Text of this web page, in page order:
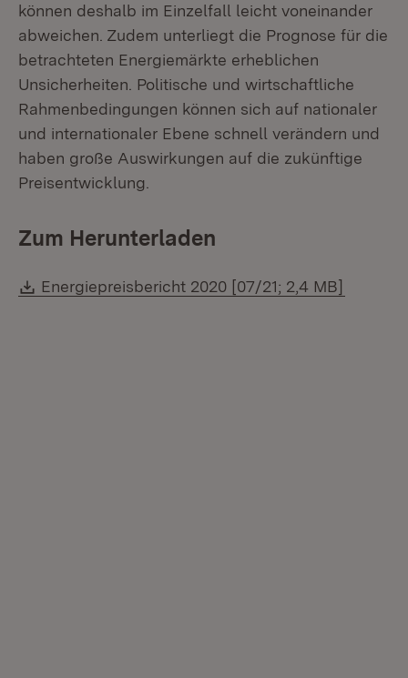
können deshalb im Einzelfall leicht voneinander
abweichen. Zudem unterliegt die Prognose für die
betrachteten Energiemärkte erheblichen
Unsicherheiten. Politische und wirtschaftliche
Rahmenbedingungen können sich auf nationaler
und internationaler Ebene schnell verändern und
haben große Auswirkungen auf die zukünftige
Preisentwicklung.
Zum Herunterladen
Download:
Energiepreisbericht 2020 [07/21; 2,4 MB]